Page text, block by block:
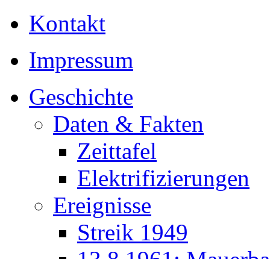
Kontakt
Impressum
Geschichte
Daten & Fakten
Zeittafel
Elektrifizierungen
Ereignisse
Streik 1949